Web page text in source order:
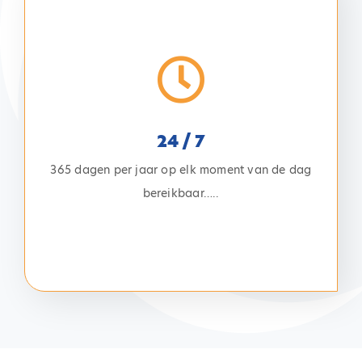
24 / 7
365 dagen per jaar op elk moment van de dag
bereikbaar…..
24 / 7
met de 24/7 service van Business Square. Altijd
feestdagen en midden in de nacht, Business
nooddienst, servicedienst, calamiteitendienst etc.